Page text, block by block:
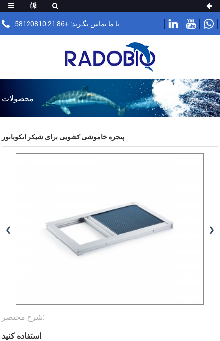
با ما تماس بگیرید: +86 21 58120810
محصولات
پنجره خاموشی کشویی برای شیکر انکوباتور
شرح مختصر:
استفاده کنید